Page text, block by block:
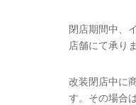
閉店期間中、
店舗にて承り
改装閉店中に
す。その場合